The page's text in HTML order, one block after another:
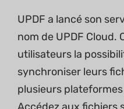
UPDF a lancé son
nom de UPDF Cloud.
utilisateurs la
synchroniser leurs
plusieurs